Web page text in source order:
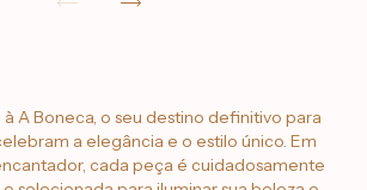
A Boneca, o seu destino definitivo para
a elegância e o estilo único. Em
cada peça é cuidadosamente